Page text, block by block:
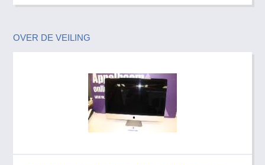
OVER DE VEILING